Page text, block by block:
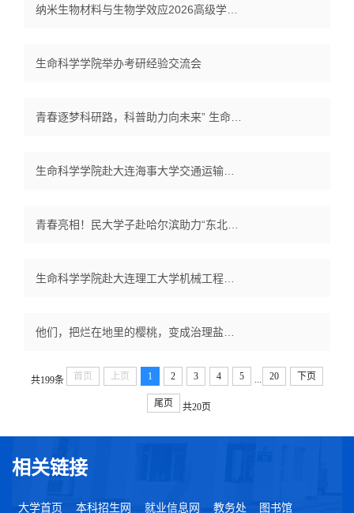
纳米生物材料与生物学效应2026高级学术研讨会在大连举行
生命科学学院举办考研经验交流会
青春逐梦科研路，科普助力向未来” 生命科学学院第八届研究生学术论坛活动
生命科学学院赴大连海事大学交通运输工程学院调研
青春亮相！民大学子赴哈尔滨助力“东北超”赛事
生命科学学院赴大连理工大学机械工程学院调研
他们，把烂在地里的樱桃，变成治理盐碱地的“宝贝”
共199条 首页 上页 1 2 3 4 5 ... 20 下页
尾页 共20页
相关链接
大学首页 本科招生网 就业信息网 教务处 图书馆